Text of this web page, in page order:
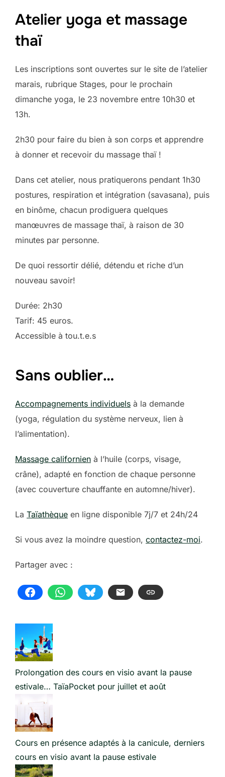
Atelier yoga et massage
thaï
Les inscriptions sont ouvertes sur le site de l’atelier
marais, rubrique Stages, pour le prochain
dimanche yoga, le 23 novembre entre 10h30 et
13h.
2h30 pour faire du bien à son corps et apprendre
à donner et recevoir du massage thaï !
Dans cet atelier, nous pratiquerons pendant 1h30
postures, respiration et intégration (savasana), puis
en binôme, chacun prodiguera quelques
manœuvres de massage thaï, à raison de 30
minutes par personne.
De quoi ressortir délié, détendu et riche d’un
nouveau savoir!
Durée: 2h30
Tarif: 45 euros.
Accessible à tou.t.e.s
Sans oublier…
Accompagnements individuels à la demande
(yoga, régulation du système nerveux, lien à
l’alimentation).
Massage californien à l’huile (corps, visage,
crâne), adapté en fonction de chaque personne
(avec couverture chauffante en automne/hiver).
La Taïathèque en ligne disponible 7j/7 et 24h/24
Si vous avez la moindre question, contactez-moi.
Partager avec :
Prolongation des cours en visio avant la pause
estivale… TaïaPocket pour juillet et août
Cours en présence adaptés à la canicule, derniers
cours en visio avant la pause estivale